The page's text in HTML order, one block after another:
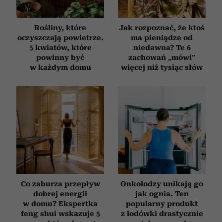
Rośliny, które
oczyszczają powietrze.
5 kwiatów, które
powinny być
w każdym domu
Jak rozpoznać, że ktoś
ma pieniądze od
niedawna? Te 6
zachowań „mówi”
więcej niż tysiąc słów
Co zaburza przepływ
dobrej energii
w domu? Ekspertka
feng shui wskazuje 5
Onkolodzy unikają go
jak ognia. Ten
popularny produkt
z lodówki drastycznie